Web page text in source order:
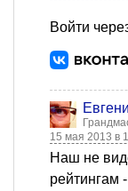
Войти
15 мая 2013 в
Наш не
рейтингам